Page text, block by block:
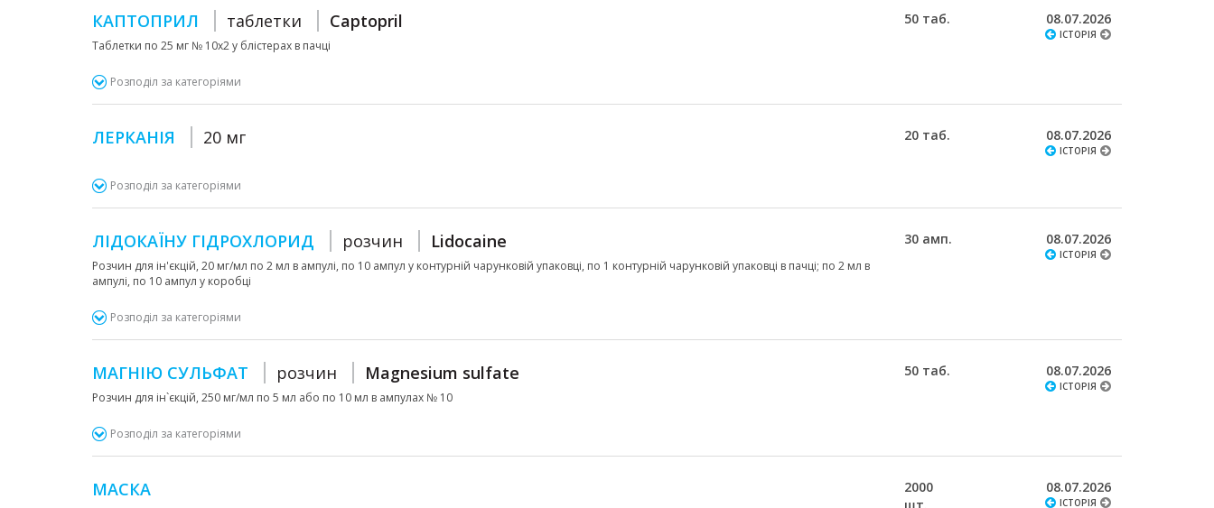
КАПТОПРИЛ таблетки Captopril
Таблетки по 25 мг № 10х2 у блістерах в пачці
50 таб. 08.07.2026
ІСТОРІЯ
Розподіл за категоріями
ЛЕРКАНІЯ 20 мг 20 таб. 08.07.2026
ІСТОРІЯ
Розподіл за категоріями
ЛІДОКАЇНУ ГІДРОХЛОРИД розчин Lidocaine
Розчин для ін'єкцій, 20 мг/мл по 2 мл в ампулі, по 10 ампул у контурній чарунковій упаковці, по 1 контурній чарунковій упаковці в пачці; по 2 мл в
ампулі, по 10 ампул у коробці
30 амп. 08.07.2026
ІСТОРІЯ
Розподіл за категоріями
МАГНІЮ СУЛЬФАТ розчин Magnesium sulfate
Розчин для ін`єкцій, 250 мг/мл по 5 мл або по 10 мл в ампулах № 10
50 таб. 08.07.2026
ІСТОРІЯ
Розподіл за категоріями
МАСКА
2000
08.07.2026
ІСТОРІЯ